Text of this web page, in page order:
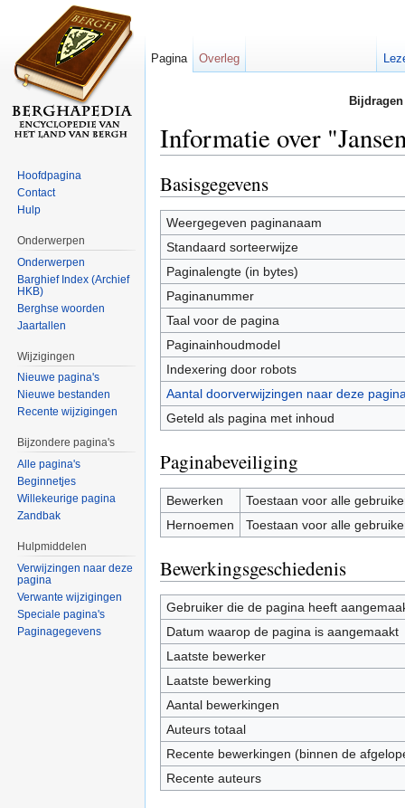
Informatie over
Basisgegevens
Weergegeven paginanaam
Standaard sorteerwijze
Paginalengte (in bytes)
Paginanummer
Taal voor de pagina
Paginainhoudmodel
Indexering door robots
Aantal doorverwijzingen naar deze
Geteld als pagina met inhoud
Paginabeveiliging
Bewerken
Toestaan voor alle
Hernoemen
Toestaan voor alle
Bewerkingsgeschiedenis
Gebruiker die de pagina heeft
Datum waarop de pagina is aangemaakt
Laatste bewerker
Laatste bewerking
Aantal bewerkingen
Auteurs totaal
Recente bewerkingen (binnen de
Recente auteurs
Pagina Overleg
Hoofdpagina
Contact
Hulp
Onderwerpen
Onderwerpen
Barghief Index (Archief
HKB)
Berghse woorden
Jaartallen
Wijzigingen
Nieuwe pagina's
Nieuwe bestanden
Recente wijzigingen
Bijzondere pagina's
Alle pagina's
Beginnetjes
Willekeurige pagina
Zandbak
Hulpmiddelen
Verwijzingen naar deze
pagina
Verwante wijzigingen
Speciale pagina's
Paginagegevens